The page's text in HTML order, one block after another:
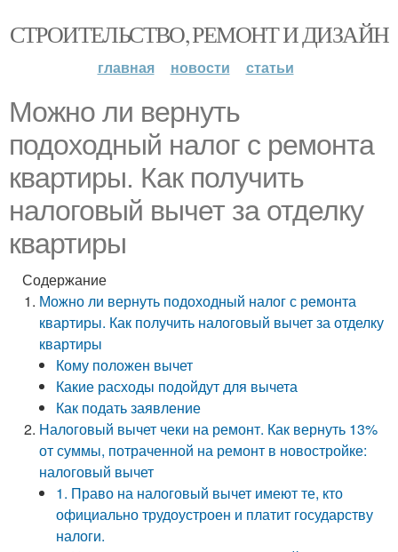
СТРОИТЕЛЬСТВО, РЕМОНТ И ДИЗАЙН
главная новости статьи
Можно ли вернуть
подоходный налог с ремонта
квартиры. Как получить
налоговый вычет за отделку
квартиры
Содержание
Можно ли вернуть подоходный налог с ремонта
квартиры. Как получить налоговый вычет за отделку
квартиры
Кому положен вычет
Какие расходы подойдут для вычета
Как подать заявление
Налоговый вычет чеки на ремонт. Как вернуть 13%
от суммы, потраченной на ремонт в новостройке:
налоговый вычет
1. Право на налоговый вычет имеют те, кто
официально трудоустроен и платит государству
налоги.